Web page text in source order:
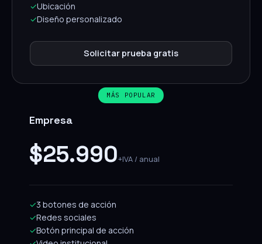
✓Ubicación
✓Diseño personalizado
Solicitar prueba gratis
MÁS POPULAR
Empresa
$25.990+IVA / anual
✓3 botones de acción
✓Redes sociales
✓Botón principal de acción